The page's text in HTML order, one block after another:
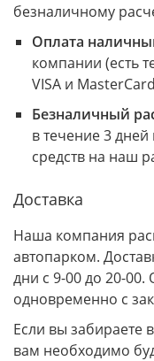
безналичному
Оплата
компании (есть
VISA и
Безналичный
в течение 3
средств на наш
Доставка
Наша компания
автопарком.
дни с 9-00 до 20-00.
одновременно с
Если вы забираете
вам необходимо